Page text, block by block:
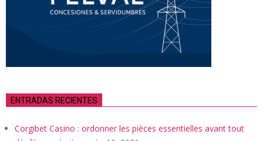
ENTRADAS RECIENTES
Corgibet Casino : ordonner les pièces essentielles avant tout